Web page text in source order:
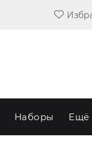
Наборы Ещё